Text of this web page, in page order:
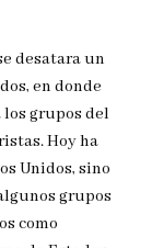
desatara un
en donde
grupos del
Hoy ha
Unidos, sino
grupos
como